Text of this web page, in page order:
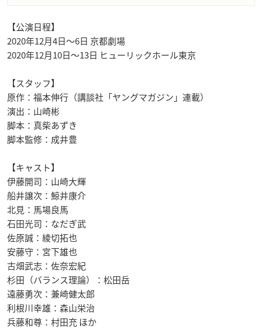
【公演日程】
2020年12月4日～6日 京都劇場
2020年12月10日～13日 ヒューリックホール東京
【スタッフ】
原作：福本伸行（講談社「ヤングマガジン」連載）
演出：山崎彬
脚本：真柴あずき
脚本監修：成井豊
【キャスト】
伊藤開司：山崎大輝
船井譲次：鯨井康介
北見：馬場良馬
石田光司：なだぎ武
佐原誠：綾切拓也
安藤守：宮下雄也
古畑武志：佐奈宏紀
杉田（バランス理論）：松田岳
遠藤勇次：兼崎健太郎
利根川幸雄：森山栄治
兵藤和尊：村田充 ほか